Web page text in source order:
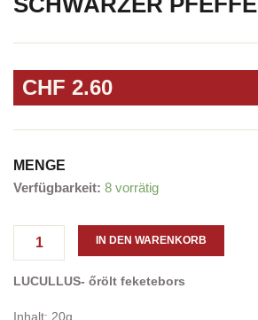
CHF 2.60
MENGE
Verfügbarkeit: 8 vorrätig
"LUCULLUS"-
Pfeffer
IN DEN WARENKORB
LUCULLUS- őrölt feketebors
Inhalt: 20g